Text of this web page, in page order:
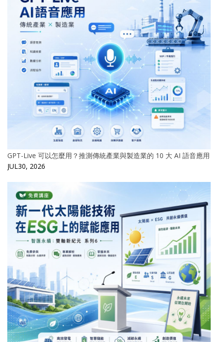
GPT-Live 可以怎麼用？推測傳統產業與製造業的 10 大 AI 語音應用
JUL30, 2026